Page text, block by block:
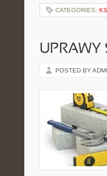
CATEGORIES:
UPRAWY
POSTED BY